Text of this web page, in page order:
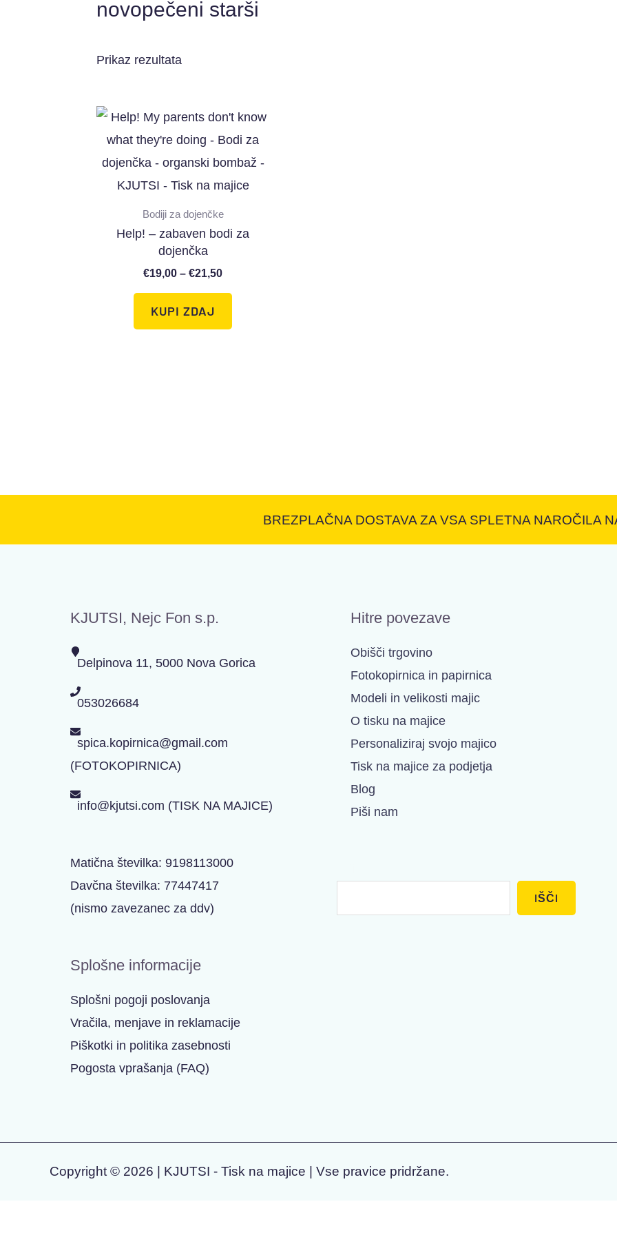
novopečeni starši
Prikaz rezultata
Bodiji za dojenčke
Help! – zabaven bodi za
dojenčka
€19,00 – €21,50
KUPI ZDAJ
BREZPLAČNA DOSTAVA ZA VSA SPLETNA NAROČILA
KJUTSI, Nejc Fon s.p.
Delpinova 11, 5000 Nova Gorica
053026684
spica.kopirnica@gmail.com
(FOTOKOPIRNICA)
info@kjutsi.com (TISK NA MAJICE)
Matična številka: 9198113000
Davčna številka: 77447417
(nismo zavezanec za ddv)
Splošne informacije
Splošni pogoji poslovanja
Vračila, menjave in reklamacije
Piškotki in politika zasebnosti
Pogosta vprašanja (FAQ)
Hitre povezave
Obišči trgovino
Fotokopirnica in papirnica
Modeli in velikosti majic
O tisku na majice
Personaliziraj svojo majico
Tisk na majice za podjetja
Blog
Piši nam
IŠČI
Copyright © 2026 | KJUTSI - Tisk na majice | Vse pravice pridržane.